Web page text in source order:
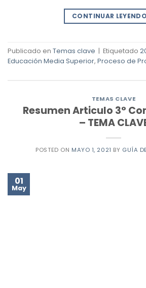
CONTINUAR LEYENDO
Publicado en Temas clave | Etiquetado
Educación Media Superior, Proceso de
TEMAS CLAVE
Resumen Articulo 3°
– TEMA
POSTED ON MAYO 1, 2021 BY GUÍA
01
May